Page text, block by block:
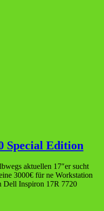
Special Edition
aktuellen 17″er sucht
3000€ für ne Workstation
Dell Inspiron 17R 7720